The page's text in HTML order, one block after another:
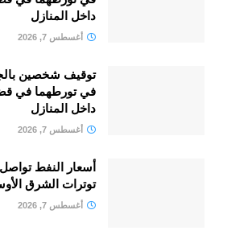
داخل المنازل
أغسطس 7, 2026
توقيف شخصين
في تورطهما في
داخل المنازل
أغسطس 7, 2026
أسعار النفط
توترات الشرق
أغسطس 7, 2026